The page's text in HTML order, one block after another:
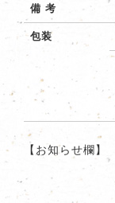
備 考
包装
【お知らせ欄】